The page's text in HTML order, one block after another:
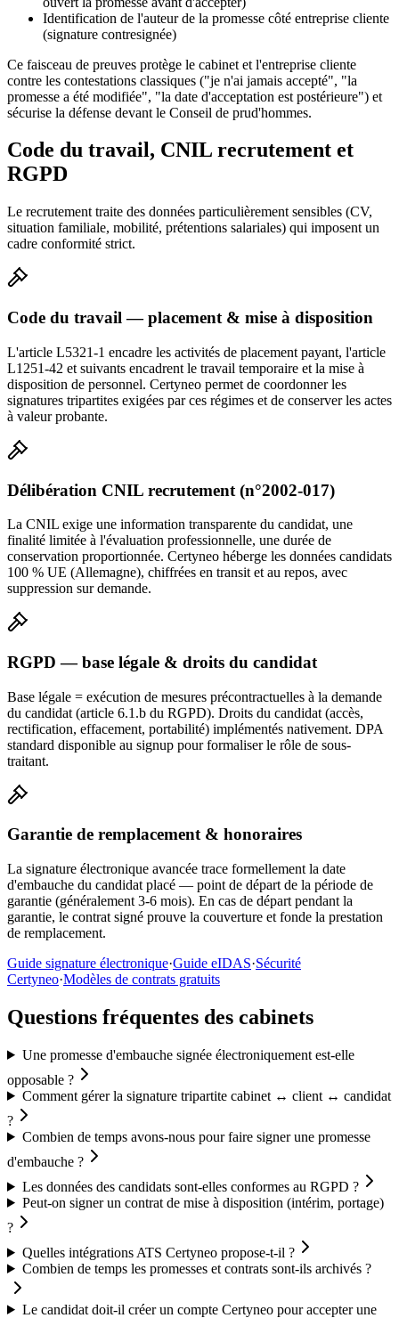
Identification de l'auteur de la promesse côté entreprise cliente
(signature contresignée)
Ce faisceau de preuves protège le cabinet et l'entreprise cliente
contre les contestations classiques ("je n'ai jamais accepté", "la
promesse a été modifiée", "la date d'acceptation est postérieure") et
sécurise la défense devant le Conseil de prud'hommes.
Code du travail, CNIL recrutement et
RGPD
Le recrutement traite des données particulièrement sensibles (CV,
situation familiale, mobilité, prétentions salariales) qui imposent un
cadre conformité strict.
Code du travail — placement & mise à disposition
L'article L5321-1 encadre les activités de placement payant, l'article
L1251-42 et suivants encadrent le travail temporaire et la mise à
disposition de personnel. Certyneo permet de coordonner les
signatures tripartites exigées par ces régimes et de conserver les actes
à valeur probante.
Délibération CNIL recrutement (n°2002-017)
La CNIL exige une information transparente du candidat, une
finalité limitée à l'évaluation professionnelle, une durée de
conservation proportionnée. Certyneo héberge les données candidats
100 % UE (Allemagne), chiffrées en transit et au repos, avec
suppression sur demande.
RGPD — base légale & droits du candidat
Base légale = exécution de mesures précontractuelles à la demande
du candidat (article 6.1.b du RGPD). Droits du candidat (accès,
rectification, effacement, portabilité) implémentés nativement. DPA
standard disponible au signup pour formaliser le rôle de sous-
traitant.
Garantie de remplacement & honoraires
La signature électronique avancée trace formellement la date
d'embauche du candidat placé — point de départ de la période de
garantie (généralement 3-6 mois). En cas de départ pendant la
garantie, le contrat signé prouve la couverture et fonde la prestation
de remplacement.
Guide signature électronique·Guide eIDAS·Sécurité
Certyneo·Modèles de contrats gratuits
Questions fréquentes des cabinets
Une promesse d'embauche signée électroniquement est-elle
opposable ?
Comment gérer la signature tripartite cabinet ↔ client ↔ candidat
?
Combien de temps avons-nous pour faire signer une promesse
d'embauche ?
Les données des candidats sont-elles conformes au RGPD ?
Peut-on signer un contrat de mise à disposition (intérim, portage)
?
Quelles intégrations ATS Certyneo propose-t-il ?
Combien de temps les promesses et contrats sont-ils archivés ?
Le candidat doit-il créer un compte Certyneo pour accepter une